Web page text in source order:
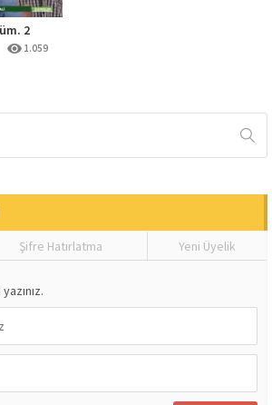
2
1.059
Şifre Hatırlatma Yeni Üyelik